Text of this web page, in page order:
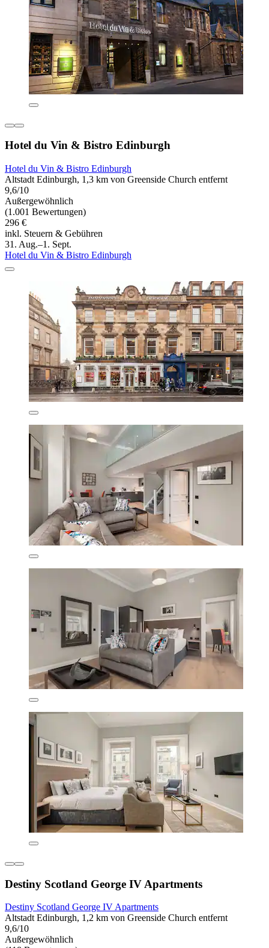
Hotel du Vin & Bistro Edinburgh
Hotel du Vin & Bistro Edinburgh
Altstadt Edinburgh, 1,3 km von Greenside Church entfernt
9,6/10
Außergewöhnlich
(1.001 Bewertungen)
296 €
inkl. Steuern & Gebühren
31. Aug.–1. Sept.
Hotel du Vin & Bistro Edinburgh
Destiny Scotland George IV Apartments
Destiny Scotland George IV Apartments
Altstadt Edinburgh, 1,2 km von Greenside Church entfernt
9,6/10
Außergewöhnlich